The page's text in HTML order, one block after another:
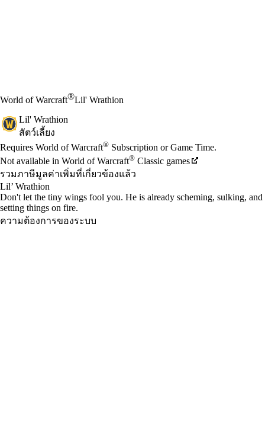
World of Warcraft®Lil' Wrathion
Lil' Wrathion
สัตว์เลี้ยง
ราคา
Available actions
Requires World of Warcraft® Subscription or Game Time.
Not available in World of Warcraft® Classic games
รวมภาษีมูลค่าเพิ่มที่เกี่ยวข้องแล้ว
Lil’ Wrathion
Don't let the tiny wings fool you. He is already scheming, sulking, and
setting things on fire.
ความต้องการของระบบ